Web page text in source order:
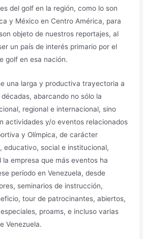
del golf en la región, como lo son
y México en Centro América, para
objeto de nuestros reportajes, al
un país de interés primario por el
golf en esa nación.
una larga y productiva trayectoria a
abarcando no sólo la
regional e internacional, sino
actividades y/o eventos relacionados
y Olímpica, de carácter
social e institucional,
la empresa que más eventos ha
período en Venezuela, desde
seminarios de instrucción,
tour de patrocinantes, abiertos,
proams, e incluso varias
Venezuela.